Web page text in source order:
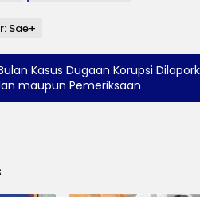
Sae+
Kasus Dugaan Korupsi
maupun Pemeriksaan